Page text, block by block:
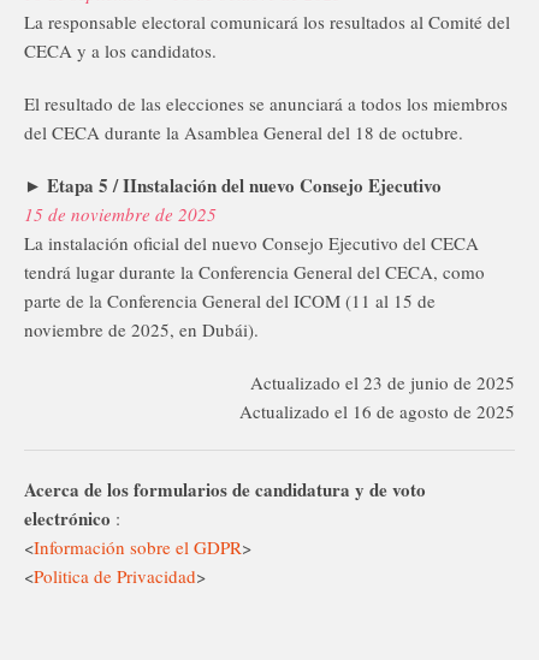
La responsable electoral comunicará los resultados al Comité del
CECA y a los candidatos.
El resultado de las elecciones se anunciará a todos los miembros
del CECA durante la Asamblea General del 18 de octubre.
► Etapa 5 / IInstalación del nuevo Consejo Ejecutivo
15 de noviembre de 2025
La instalación oficial del nuevo Consejo Ejecutivo del CECA
tendrá lugar durante la Conferencia General del CECA, como
parte de la Conferencia General del ICOM (11 al 15 de
noviembre de 2025, en Dubái).
Actualizado el 23 de junio de 2025
Actualizado el 16 de agosto de 2025
Acerca de los formularios de candidatura y de voto
electrónico :
<Información sobre el GDPR>
<Politica de Privacidad>